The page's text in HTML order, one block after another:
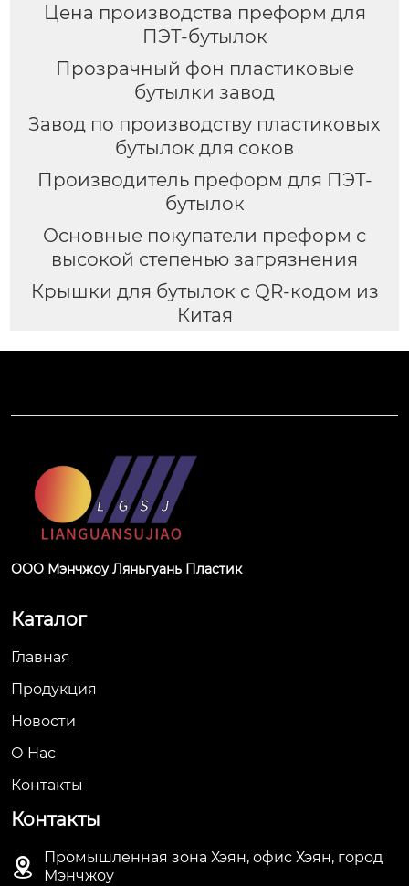
Цена производства преформ для
ПЭТ-бутылок
Прозрачный фон пластиковые
бутылки завод
Завод по производству пластиковых
бутылок для соков
Производитель преформ для ПЭТ-
бутылок
Основные покупатели преформ с
высокой степенью загрязнения
Крышки для бутылок с QR-кодом из
Китая
ООО Мэнчжоу Ляньгуань Пластик
Каталог
Главная
Продукция
Новости
О Hас
Контакты
Контакты

Промышленная зона Хэян, офис Хэян, город
Мэнчжоу